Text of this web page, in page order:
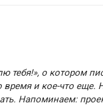
тебя!», о котором
и кое-что еще.
Напоминаем: